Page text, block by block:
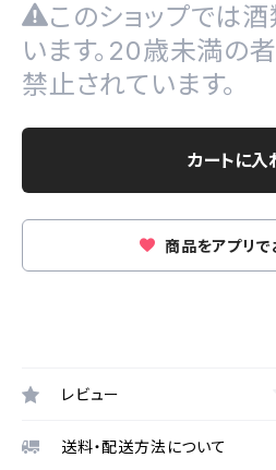
このショップでは
います。20歳未満の
禁止されています。
カートに入
商品をアプリ
レビュー
送料・配送方法について